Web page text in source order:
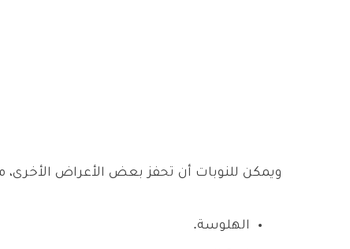
ويمكن للنوبات أن تحفز بعض الأعراض الأخرى،
الهلوسة.